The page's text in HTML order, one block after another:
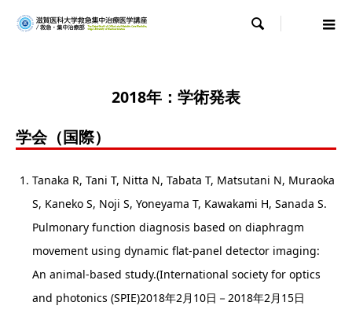

2018年： 学術発表
学会（国際）
Tanaka R, Tani T, Nitta N, Tabata T, Matsutani N, Muraoka
S, Kaneko S, Noji S, Yoneyama T, Kawakami H, Sanada S.
Pulmonary function diagnosis based on diaphragm
movement using dynamic flat-panel detector imaging:
An animal-based study.(International society for optics
and photonics (SPIE)2018年2月10日－2018年2月15日